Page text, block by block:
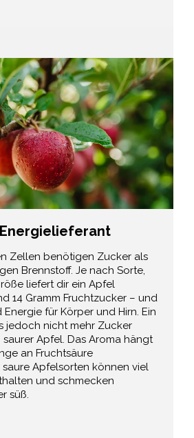
Zellen benötigen Zucker als
Brennstoff. Je nach Sorte,
liefert dir ein Apfel
14 Gramm Fruchtzucker – und
für Körper und Hirn. Ein
jedoch nicht mehr Zucker
Apfel. Das Aroma hängt
an Fruchtsäure
saure Apfelsorten können viel
und schmecken
süß.